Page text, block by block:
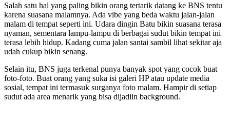
Salah satu hal yang paling bikin orang tertarik datang ke BNS tentu
karena suasana malamnya. Ada vibe yang beda waktu jalan-jalan
malam di tempat seperti ini. Udara dingin Batu bikin suasana terasa
nyaman, sementara lampu-lampu di berbagai sudut bikin tempat ini
terasa lebih hidup. Kadang cuma jalan santai sambil lihat sekitar aja
udah cukup bikin senang.
Selain itu, BNS juga terkenal punya banyak spot yang cocok buat
foto-foto. Buat orang yang suka isi galeri HP atau update media
sosial, tempat ini termasuk surganya foto malam. Hampir di setiap
sudut ada area menarik yang bisa dijadiin background.